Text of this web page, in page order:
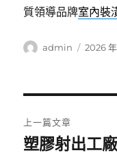
質領導品牌室內裝
作
admin
發
2026
章
上一篇文章
上
塑膠射出工